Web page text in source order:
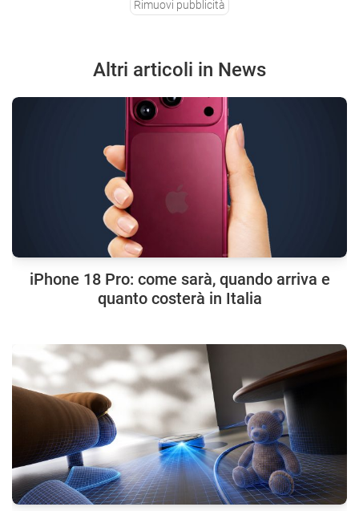
Rimuovi pubblicità
Altri articoli in News
iPhone 18 Pro: come sarà, quando arriva e
quanto costerà in Italia